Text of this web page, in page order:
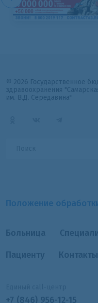
© 2026 Государственное
здравоохранения
им. В.Д. Середавина"
Положение
Больница
Пациенту Контакты
+7 (846) 956-12-15